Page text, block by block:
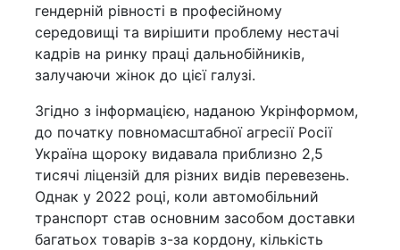
гендерній рівності в професійному
середовищі та вирішити проблему нестачі
кадрів на ринку праці дальнобійників,
залучаючи жінок до цієї галузі.
Згідно з інформацією, наданою Укрінформом,
до початку повномасштабної агресії Росії
Україна щороку видавала приблизно 2,5
тисячі ліцензій для різних видів перевезень.
Однак у 2022 році, коли автомобільний
транспорт став основним засобом доставки
багатьох товарів з-за кордону, кількість